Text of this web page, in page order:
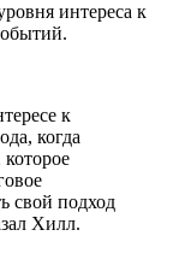
интереса к
к
когда
свой подход
Хилл.